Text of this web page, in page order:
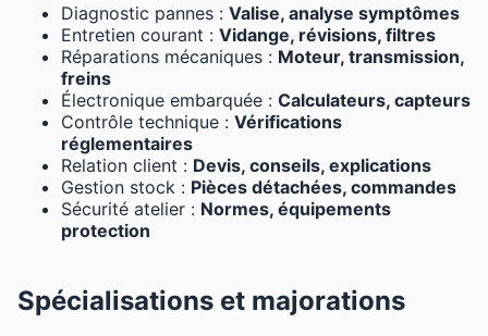
Diagnostic pannes : Valise, analyse symptômes
Entretien courant : Vidange, révisions, filtres
Réparations mécaniques : Moteur, transmission,
freins
Électronique embarquée : Calculateurs, capteurs
Contrôle technique : Vérifications
réglementaires
Relation client : Devis, conseils, explications
Gestion stock : Pièces détachées, commandes
Sécurité atelier : Normes, équipements
protection
Spécialisations et majorations